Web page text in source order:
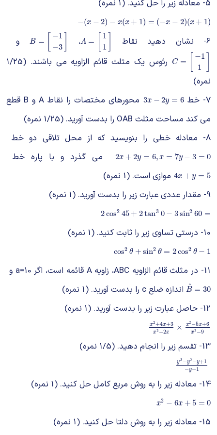
5- معادله زیر را حل کنید. (1 نمره)
−(x − 2) − x(x + 1) = (−x − 2)(x + 1)
−(x−2)−x(x+1)=( −x −2 )(x+ 1)
6- نشان دهید نقاط
A =
1
1
A=[1 ، B =
−1
−3
B= [− ] و
C =
−1
1
C=[−
رئوس یک مثلث قائم الزاویه می باشند. (1/25
نمره)
7- خط
3x − 2y = 6
3x −2y= 6
محورهای مختصات را نقاط A و B قطع
می کند مساحت مثلث OAB را بدست آورید. (1/25 نمره)
8- معادله خطی را بنویسید که از محل تلاقی دو خط
2x + 2y = 6, x = 7y − 3 = 0
2x +2y= 6,x =7y −3 =0 می گذرد و با پاره خط
4x + y = 5
4x +y= 5
موازی است. (1 نمره)
9- مقدار عددی عبارت زیر را بدست آورید. (1 نمره)
2cos2 45 + 2tan3 0 − 3sin2 60 =
2cos245+ 2tan30−3 sin260=
10- درستی تساوی زیر را ثابت کنید. (1 نمره)
cos2 θ + sin2 θ = 2cos2 θ − 1
cos2θ +sin2θ= 2cos2θ−1
11- در مثلث قائم الزاویه ABC، زاویه A قائمه است، اگر a=10 و
B
^ = 30
B^ =30
اندازه ضلع c را بدست آورید. (1 نمره)
12- حاصل عبارت زیر را بدست آورید. (1 نمره)
x2+4x+3
x2 −2x
× x2 −5x+6
x2 −9
x2+4x+ 3x 2−2x×x
13- تقسم زیر را انجام دهید. (1/5 نمره)
y3 −y2 −y+1
−y+1
y3−y2−y+
14- معادله زیر را به روش مربع کامل حل کنید. (1 نمره)
x2 − 6x + 5 = 0
x2 −6 x+5=0
15- معادله زیر را به روش دلتا حل کنید. (1 نمره)